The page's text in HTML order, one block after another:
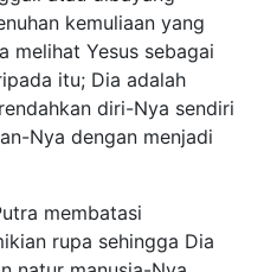
ilahi hidup sebagai
dengan fisik, mental,
dan kemampuan
Putra yang berinkarnasi,
kelemahan dari kehidupan
semakin besar dan
), mengalami air mata dan
kebangkitan yang penuh